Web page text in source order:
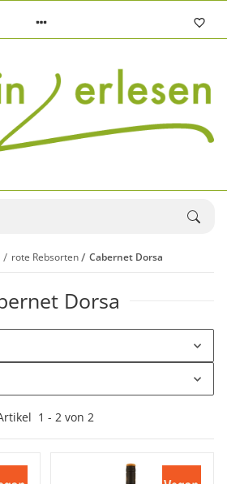
rote Rebsorten Cabernet Dorsa
Dorsa
1 - 2 von 2